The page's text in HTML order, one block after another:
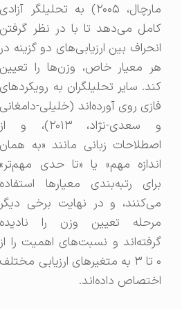
مارچال، ۲۰۰۵) به تحلیلگر آزادی
کامل می‌دهد تا با در نظر گرفتن
انحراف بین ارزیابی‌های دو گزینه در
هر معیار خاص، وزن‌ها را تعیین
کند. سایر تحلیلگران به رویکردهای
فازی روی آورده‌اند (خلیلی-دامغانی
و سعدی-نژاد، ۲۰۱۳)، و از
اصطلاحات زبانی مانند «به همان
اندازه مهم» یا «تا حدی مهم‌تر»
برای رتبه‌بندی معیارها استفاده
می‌کنند، و در نهایت برخی دیگر
مرحله تعیین وزن را نادیده
گرفته‌اند و نسبت‌های اهمیت را از
۰ تا ۳ به متغیرهای ارزیابی مختلف
اختصاص داده‌اند.